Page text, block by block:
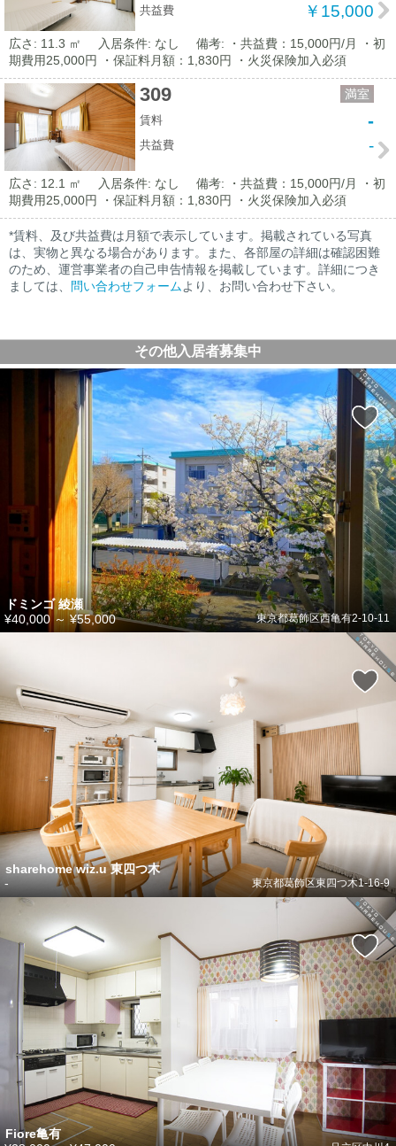
共益費 ￥15,000
広さ: 11.3 ㎡ 入居条件: なし
備考: ・共益費：15,000円/月 ・初
期費用25,000円 ・保証料月額：1,830円 ・火災保険加入必須
309 満室
賃料 -
共益費 -
広さ: 12.1 ㎡ 入居条件: なし
備考: ・共益費：15,000円/月 ・初
期費用25,000円 ・保証料月額：1,830円 ・火災保険加入必須
*賃料、及び共益費は月額で表示しています。掲載されている写真
は、実物と異なる場合があります。また、各部屋の詳細は確認困難
のため、運営事業者の自己申告情報を掲載しています。詳細につき
ましては、 問い合わせフォームより、お問い合わせ下さい。
その他入居者募集中
ドミンゴ 綾瀬
東京都葛飾区西亀有2-10-11
¥40,000～¥55,000
sharehome wiz.u 東四つ木
東京都葛飾区東四つ木1-16-9
-
Fiore亀有